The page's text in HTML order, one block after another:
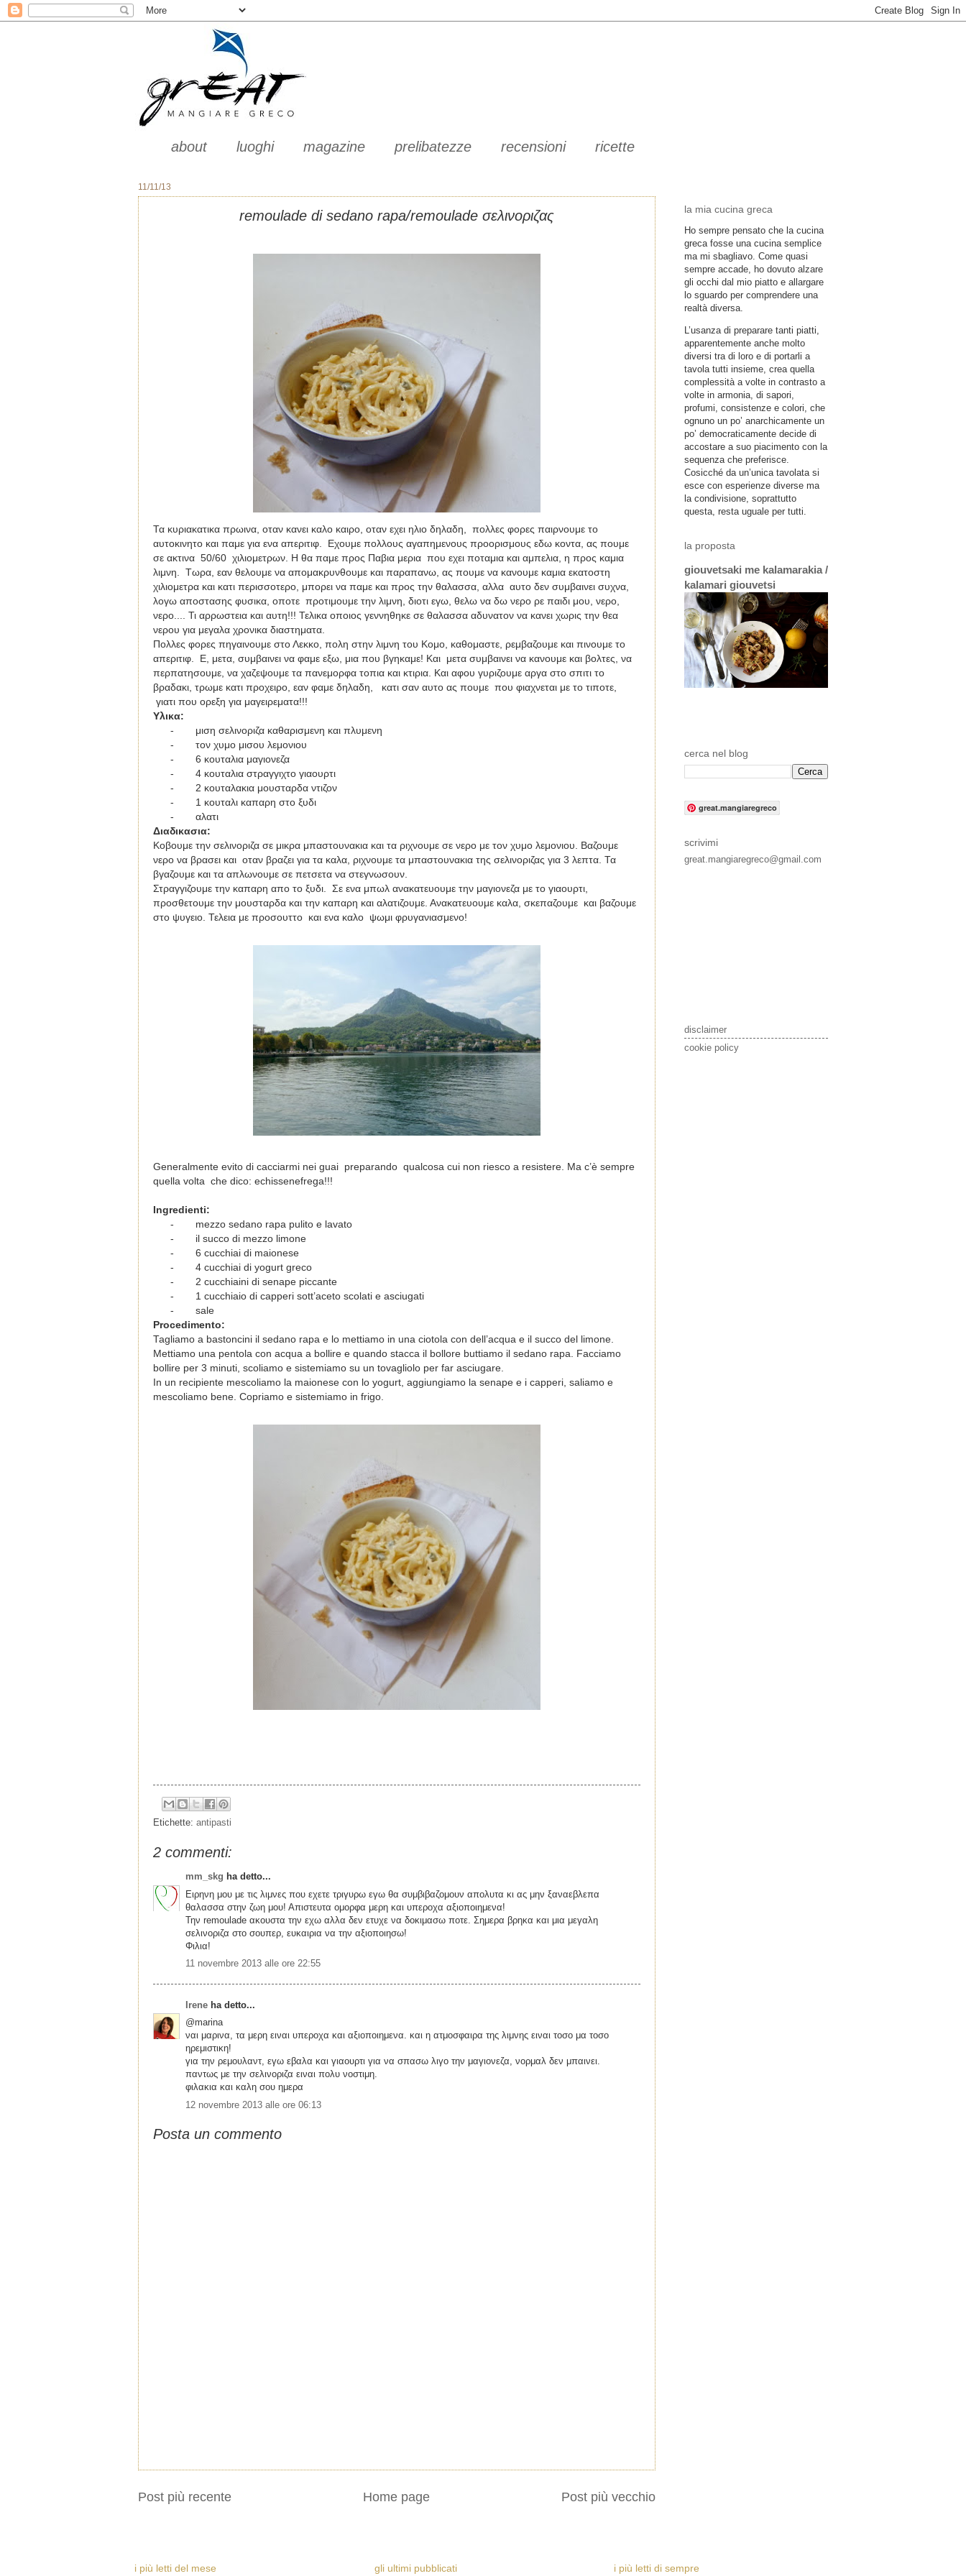
about luoghi magazine prelibatezze recensioni ricette
11/11/13
remoulade di sedano rapa/remoulade σελινοριζας
Τα κυριακατικα πρωινα, οταν κανει καλο καιρο, οταν εχει ηλιο δηλαδη,
πολλες φορες παιρνουμε το
αυτοκινητο και παμε για ενα απεριτιφ.
Εχουμε πολλους αγαπημενους προορισμους εδω κοντα, ας πουμε
σε ακτινα 50/60 χιλιομετρων. Η θα παμε προς Παβια μερια που εχει ποταμια και αμπελια, η προς καμια
λιμνη.
Τωρα, εαν θελουμε να απομακρυνθουμε και παραπανω, ας πουμε να κανουμε καμια εκατοστη
χιλιομετρα και κατι περισσοτερο, μπορει να παμε και προς την θαλασσα, αλλα αυτο δεν συμβαινει συχνα,
λογω αποστασης φυσικα, οποτε προτιμουμε την λιμνη, διοτι εγω, θελω να δω νερο ρε παιδι μου, νερο,
νερο.... Τι αρρωστεια και αυτη!!! Τελικα οποιος γεννηθηκε σε θαλασσα αδυνατον να κανει χωρις την θεα
νερου για μεγαλα χρονικα διαστηματα.
Πολλες φορες πηγαινουμε στο Λεκκο, πολη στην λιμνη του Κομο, καθομαστε, ρεμβαζουμε και πινουμε το
απεριτιφ. Ε, μετα, συμβαινει να φαμε εξω, μια που βγηκαμε! Και μετα συμβαινει να κανουμε και βολτες, να
περπατησουμε, να χαζεψουμε τα πανεμορφα τοπια και κτιρια. Και αφου γυριζουμε αργα στο σπιτι το
βραδακι, τρωμε κατι προχειρο, εαν φαμε δηλαδη, κατι σαν αυτο ας πουμε που φιαχνεται με το τιποτε,
γιατι που ορεξη για μαγειρεματα!!!
Υλικα:
-
μιση σελινοριζα καθαρισμενη και πλυμενη
-
τον χυμο μισου λεμονιου
-
6 κουταλια μαγιονεζα
-
4 κουταλια στραγγιχτο γιαουρτι
-
2 κουταλακια μουσταρδα ντιζον
-
1 κουταλι καπαρη στο ξυδι
-
αλατι
Διαδικασια:
Κοβουμε την σελινοριζα σε μικρα μπαστουνακια και τα ριχνουμε σε νερο με τον χυμο λεμονιου. Βαζουμε
νερο να βρασει και οταν βραζει για τα καλα, ριχνουμε τα μπαστουνακια της σελινοριζας για 3 λεπτα. Τα
βγαζουμε και τα απλωνουμε σε πετσετα να στεγνωσουν.
Στραγγιζουμε την καπαρη απο το ξυδι. Σε ενα μπωλ ανακατευουμε την μαγιονεζα με το γιαουρτι,
προσθετουμε την μουσταρδα και την καπαρη και αλατιζουμε. Ανακατευουμε καλα, σκεπαζουμε και βαζουμε
στο ψυγειο. Τελεια με προσουττο και ενα καλο ψωμι φρυγανιασμενο!
Generalmente evito di cacciarmi nei guai preparando qualcosa cui non riesco a resistere. Ma c’è sempre
quella volta che dico: echissenefrega!!!
Ingredienti:
-
mezzo sedano rapa pulito e lavato
-
il succo di mezzo limone
-
6 cucchiai di maionese
-
4 cucchiai di yogurt greco
-
2 cucchiaini di senape piccante
-
1 cucchiaio di capperi sott’aceto scolati e asciugati
-
sale
Procedimento:
Tagliamo a bastoncini il sedano rapa e lo mettiamo in una ciotola con dell’acqua e il succo del limone.
Mettiamo una pentola con acqua a bollire e quando stacca il bollore buttiamo il sedano rapa. Facciamo
bollire per 3 minuti, scoliamo e sistemiamo su un tovagliolo per far asciugare.
In un recipiente mescoliamo la maionese con lo yogurt, aggiungiamo la senape e i capperi, saliamo e
mescoliamo bene. Copriamo e sistemiamo in frigo.
Etichette: antipasti
2 commenti:
mm_skg ha detto...
Ειρηνη μου με τις λιμνες που εχετε τριγυρω εγω θα συμβιβαζομουν απολυτα κι ας μην ξαναεβλεπα
θαλασσα στην ζωη μου! Απιστευτα ομορφα μερη και υπεροχα αξιοποιημενα!
Την remoulade ακουστα την εχω αλλα δεν ετυχε να δοκιμασω ποτε. Σημερα βρηκα και μια μεγαλη
σελινοριζα στο σουπερ, ευκαιρια να την αξιοποιησω!
Φιλια!
11 novembre 2013 alle ore 22:55
Irene ha detto...
@marina
ναι μαρινα, τα μερη ειναι υπεροχα και αξιοποιημενα. και η ατμοσφαιρα της λιμνης ειναι τοσο μα τοσο
ηρεμιστικη!
για την ρεμουλαντ, εγω εβαλα και γιαουρτι για να σπασω λιγο την μαγιονεζα, νορμαλ δεν μπαινει.
παντως με την σελινοριζα ειναι πολυ νοστιμη.
φιλακια και καλη σου ημερα
12 novembre 2013 alle ore 06:13
Posta un commento
Post più recente Post più vecchio
Home page
la mia cucina greca
Ho sempre pensato che la cucina
greca fosse una cucina semplice
ma mi sbagliavo. Come quasi
sempre accade, ho dovuto alzare
gli occhi dal mio piatto e allargare
lo sguardo per comprendere una
realtà diversa.
L’usanza di preparare tanti piatti,
apparentemente anche molto
diversi tra di loro e di portarli a
tavola tutti insieme, crea quella
complessità a volte in contrasto a
volte in armonia, di sapori,
profumi, consistenze e colori, che
ognuno un po’ anarchicamente un
po’ democraticamente decide di
accostare a suo piacimento con la
sequenza che preferisce.
Cosicché da un’unica tavolata si
esce con esperienze diverse ma
la condivisione, soprattutto
questa, resta uguale per tutti.
la proposta
giouvetsaki me kalamarakia /
kalamari giouvetsi
cerca nel blog
great.mangiaregreco
scrivimi
great.mangiaregreco@gmail.com
disclaimer
cookie policy
i più letti del mese gli ultimi pubblicati i più letti di sempre